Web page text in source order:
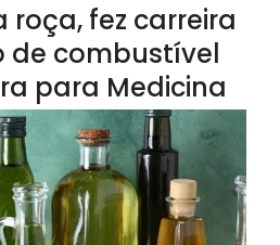
roça, fez carreira
de combustível
para Medicina